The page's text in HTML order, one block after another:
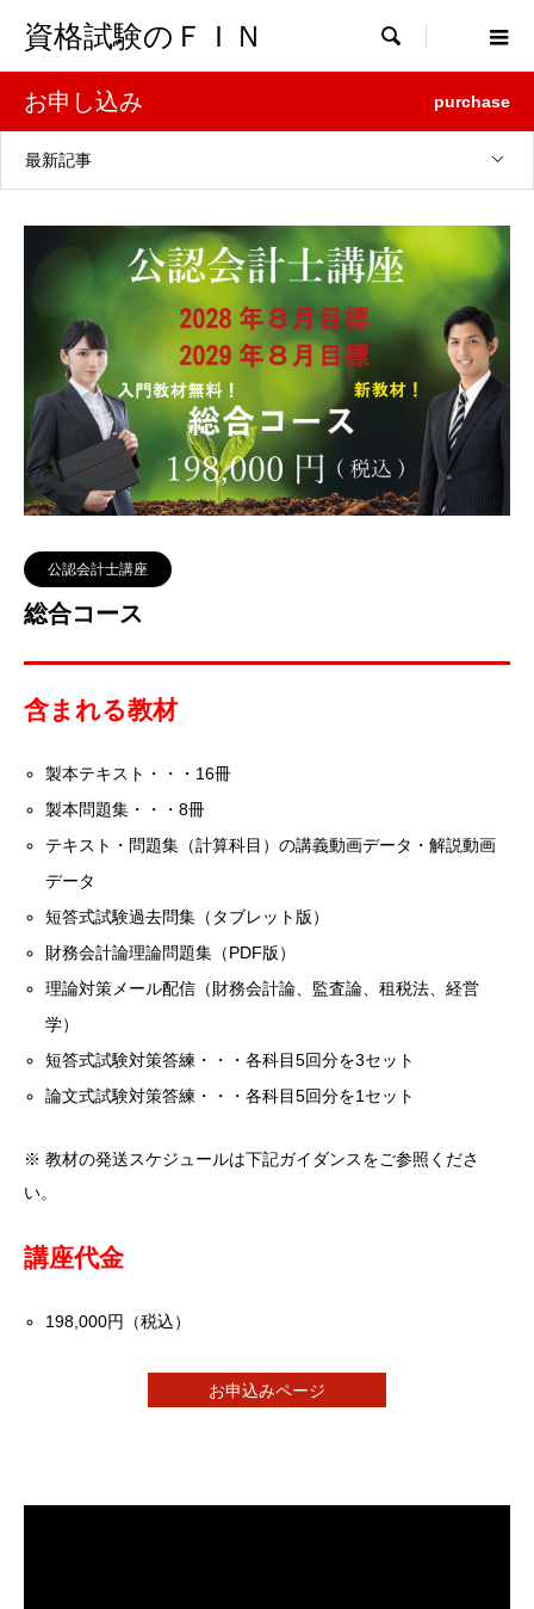
資格試験のＦＩＮ 
お申し込み purchase
最新記事
公認会計士講座
総合コース
含まれる教材
製本テキスト・・・16冊
製本問題集・・・8冊
テキスト・問題集（計算科目）の講義動画データ・解説動画
データ
短答式試験過去問集（タブレット版）
財務会計論理論問題集（PDF版）
理論対策メール配信（財務会計論、監査論、租税法、経営
学）
短答式試験対策答練・・・各科目5回分を3セット
論文式試験対策答練・・・各科目5回分を1セット
※ 教材の発送スケジュールは下記ガイダンスをご参照くださ
い。
講座代金
198,000円（税込）
お申込みページ